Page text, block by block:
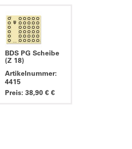
BDS PG Scheibe
(Z 18)
Artikelnummer:
4415
Preis: 38,90 € €